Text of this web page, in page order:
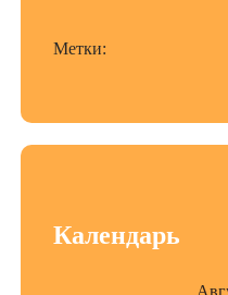
Метки:
Календарь